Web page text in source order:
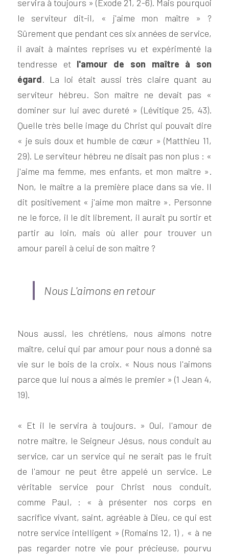
servira à toujours » (Exode 21, 2-6). Mais pourquoi
le serviteur dit-il, « j'aime mon maître » ?
Sûrement que pendant ces six années de service,
il avait à maintes reprises vu et expérimenté la
tendresse et l'amour de son maître à son
égard. La loi était aussi très claire quant au
serviteur hébreu. Son maître ne devait pas «
dominer sur lui avec dureté » (Lévitique 25, 43).
Quelle très belle image du Christ qui pouvait dire
« je suis doux et humble de cœur » (Matthieu 11,
29). Le serviteur hébreu ne disait pas non plus : «
j'aime ma femme, mes enfants, et mon maître ».
Non, le maître a la première place dans sa vie. Il
dit positivement « j'aime mon maître ». Personne
ne le force, il le dit librement, il aurait pu sortir et
partir au loin, mais où aller pour trouver un
amour pareil à celui de son maître ?
Nous L'aimons en retour
Nous aussi, les chrétiens, nous aimons notre
maître, celui qui par amour pour nous a donné sa
vie sur le bois de la croix. « Nous nous l'aimons
parce que lui nous a aimés le premier » (1 Jean 4,
19).
« Et il le servira à toujours. » Oui, l'amour de
notre maître, le Seigneur Jésus, nous conduit au
service, car un service qui ne serait pas le fruit
de l'amour ne peut être appelé un service. Le
véritable service pour Christ nous conduit,
comme Paul, : « à présenter nos corps en
sacrifice vivant, saint, agréable à Dieu, ce qui est
notre service intelligent » (Romains 12, 1) , « à ne
pas regarder notre vie pour précieuse, pourvu